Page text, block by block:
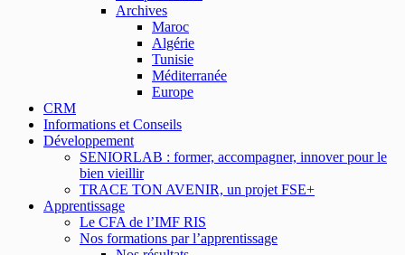
Archives
Maroc
Algérie
Tunisie
Méditerranée
Europe
CRM
Informations et Conseils
Développement
SENIORLAB : former, accompagner, innover pour le
bien vieillir
TRACE TON AVENIR, un projet FSE+
Apprentissage
Le CFA de l’IMF RIS
Nos formations par l’apprentissage